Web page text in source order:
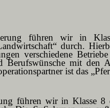
führen wir in
durch.
verschiedene
Berufswünsche mit den
ist das
führen wir in Klasse 8